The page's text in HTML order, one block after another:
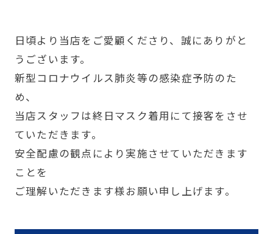
日頃より当店をご愛顧くださり、誠にありがと
うございます。
新型コロナウイルス肺炎等の感染症予防のた
め、
当店スタッフは終日マスク着用にて接客をさせ
ていただきます。
安全配慮の観点により実施させていただきます
ことを
ご理解いただきます様お願い申し上げます。